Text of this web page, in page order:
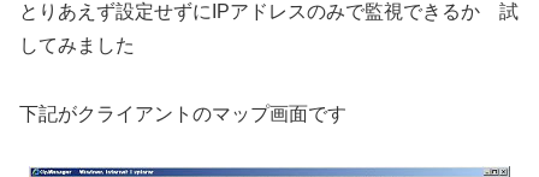
とりあえず設定せずにIPアドレスのみで監視できるか 試
してみました
下記がクライアントのマップ画面です